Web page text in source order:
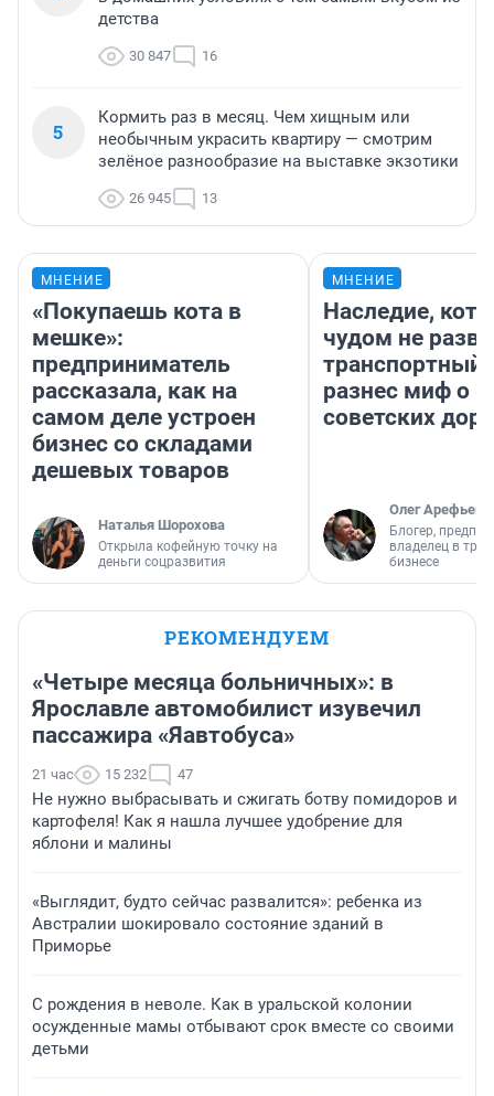
детства
30 847 16
5
Кормить раз в месяц. Чем хищным или
необычным украсить квартиру — смотрим
зелёное разнообразие на выставке экзотики
26 945 13
МНЕНИЕ
«Покупаешь кота в
мешке»:
предприниматель
рассказала, как на
самом деле устроен
бизнес со складами
дешевых товаров
Наталья Шорохова
Открыла кофейную точку на
деньги соцразвития
МНЕНИЕ
Наследие,
чудом не
транспортный
разнес миф о
советских
Олег Арефьев
Блогер,
владелец в
бизнесе
РЕКОМЕНДУЕМ
«Четыре месяца больничных»: в
Ярославле автомобилист изувечил
пассажира «Яавтобуса»
21 час 15 232 47
Не нужно выбрасывать и сжигать ботву помидоров и
картофеля! Как я нашла лучшее удобрение для
яблони и малины
«Выглядит, будто сейчас развалится»: ребенка из
Австралии шокировало состояние зданий в
Приморье
С рождения в неволе. Как в уральской колонии
осужденные мамы отбывают срок вместе со своими
детьми